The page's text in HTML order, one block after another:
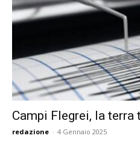
Campi Flegrei, la terra
redazione - 4 Gennaio 2025